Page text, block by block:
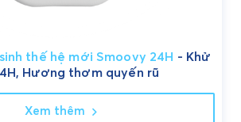
thế hệ mới Smoovy 24H - Khử
Hương thơm quyến rũ
Xem thêm